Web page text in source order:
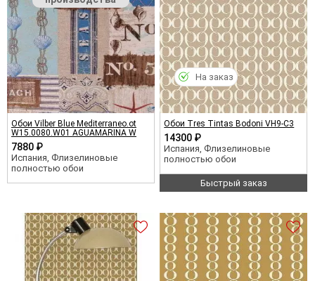
Обои Vilber Blue Mediterraneo.ot
W15.0080.W01 AGUAMARINA W
7880 ₽
Испания, Флизелиновые
полностью обои
Обои Tres Tintas Bodoni VH9-C3
14300 ₽
Испания, Флизелиновые
полностью обои
Быстрый заказ
На заказ